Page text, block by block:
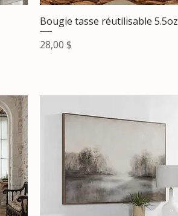
Bougie tasse réutilisable 5.5oz
Prix
28,00 $